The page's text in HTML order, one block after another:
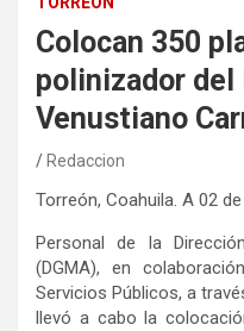
Colocan 350
polinizador del
Venustiano
Redaccion
Torreón, Coahuila. A 02
Personal de la
(DGMA), en
Servicios Públicos, a
llevó a cabo la